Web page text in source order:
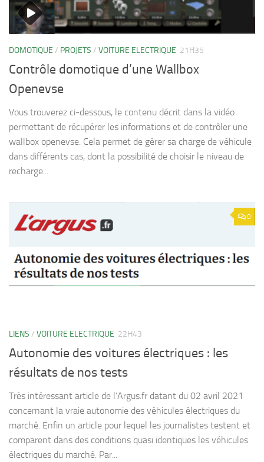
DOMOTIQUE / PROJETS / VOITURE ELECTRIQUE 21H35
Contrôle domotique d’une Wallbox
Openevse
Vous trouverez ci-dessous, le contenu décrit dans la vidéo
permettant de récupérer les informations et de contrôler une
wallbox openevse. Cela permet de gérer sa charge de véhicule
dans différents cas, dont la possibilité de choisir le niveau de
recharge...
0
LIENS / VOITURE ELECTRIQUE 22H43
Autonomie des voitures électriques : les
résultats de nos tests
Très intéressant article de l’Argus.fr datant du 02 avril 2021
concernant la vraie autonomie des véhicules électriques du
marché. Enfin un article pour lequel les journalistes testent et
comparent dans des conditions quasi identiques les véhicules
électriques du marché. Par...